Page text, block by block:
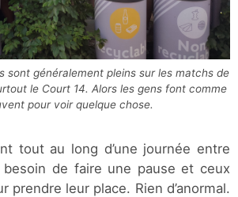
le Court 14. Alors les gens font comme
pour voir quelque chose.
tout au long d’une journée entre
de faire une pause et ceux
prendre leur place. Rien d’anormal.